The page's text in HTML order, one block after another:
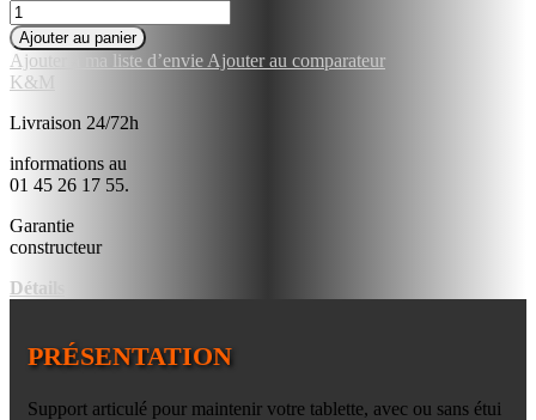
Ajouter au panier
Ajouter à ma liste d’envie Ajouter au comparateur
K&M
Livraison 24/72h
informations au
01 45 26 17 55.
Garantie
constructeur
Détails
PRÉSENTATION
Support articulé pour maintenir votre tablette, avec ou sans étui